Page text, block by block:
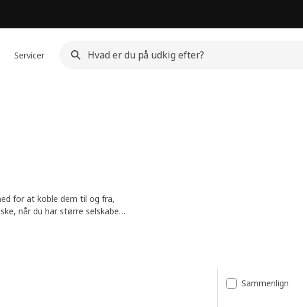
Servicer
for at koble dem til og fra,
når du har større selskaber
Sammenlign